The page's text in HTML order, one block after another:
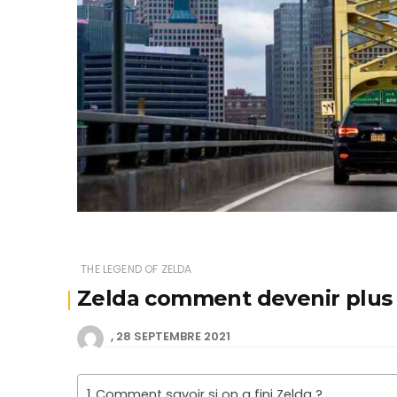
THE LEGEND OF ZELDA
Zelda comment devenir
28 SEPTEMBRE 2021